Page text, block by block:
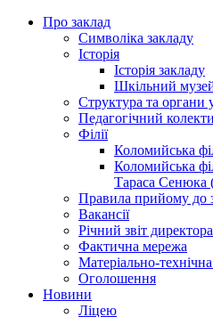
Про заклад
Символіка закладу
Історія
Історія закладу
Шкільний
Структура та органи
Педагогічний
Філії
Коломийська
Коломийська
Тараса Сенюка
Правила прийому до
Вакансії
Річний звіт директора
Фактична мережа
Матеріально-технічна
Оголошення
Новини
Ліцею